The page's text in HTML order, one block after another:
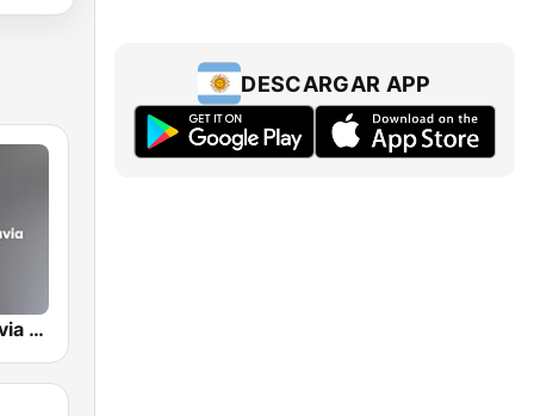
Radio Rivadavia 630 AM
DESCARGAR APP